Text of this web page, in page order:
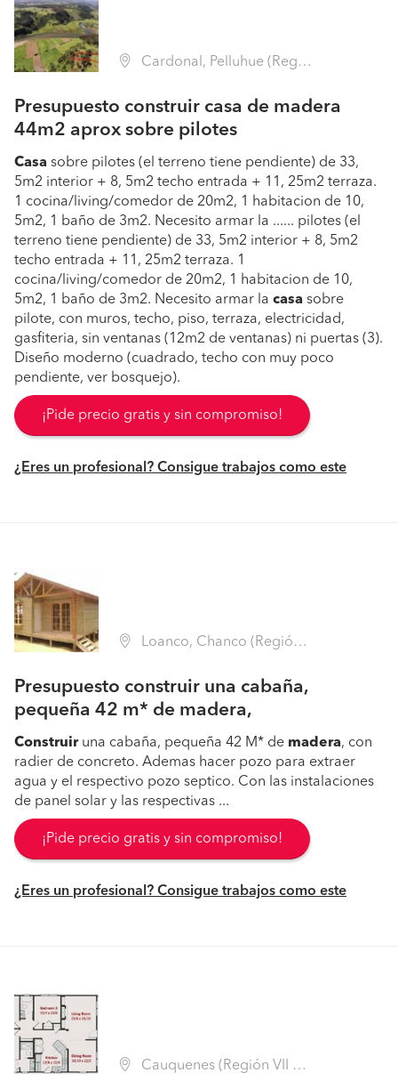
Cardonal, Pelluhue (Región VII Maule - Cauquenes)
Presupuesto construir casa de madera
44m2 aprox sobre pilotes
Casa sobre pilotes (el terreno tiene pendiente) de 33,
5m2 interior + 8, 5m2 techo entrada + 11, 25m2 terraza.
1 cocina/living/comedor de 20m2, 1 habitacion de 10,
5m2, 1 baño de 3m2. Necesito armar la ...... pilotes (el
terreno tiene pendiente) de 33, 5m2 interior + 8, 5m2
techo entrada + 11, 25m2 terraza. 1
cocina/living/comedor de 20m2, 1 habitacion de 10,
5m2, 1 baño de 3m2. Necesito armar la casa sobre
pilote, con muros, techo, piso, terraza, electricidad,
gasfiteria, sin ventanas (12m2 de ventanas) ni puertas (3).
Diseño moderno (cuadrado, techo con muy poco
pendiente, ver bosquejo).
¡Pide precio gratis y sin compromiso!
¿Eres un profesional? Consigue trabajos como este
Loanco, Chanco (Región VII Maule - Cauquenes)
Presupuesto construir una cabaña,
pequeña 42 m* de madera,
Construiruna cabaña, pequeña 42 M* de madera, con
radier de concreto. Ademas hacer pozo para extraer
agua y el respectivo pozo septico. Con las instalaciones
de panel solar y las respectivas ...
¡Pide precio gratis y sin compromiso!
¿Eres un profesional? Consigue trabajos como este
Cauquenes (Región VII Maule - Cauquenes)